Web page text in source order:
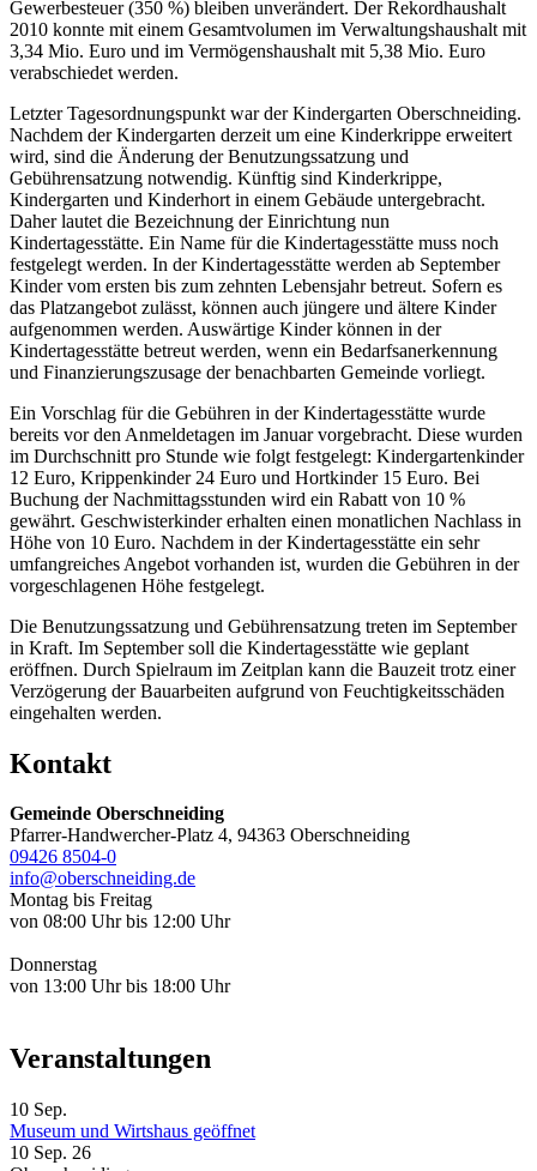
Gewerbesteuer (350 %) bleiben unverändert. Der Rekordhaushalt
2010 konnte mit einem Gesamtvolumen im Verwaltungshaushalt mit
3,34 Mio. Euro und im Vermögenshaushalt mit 5,38 Mio. Euro
verabschiedet werden.
Letzter Tagesordnungspunkt war der Kindergarten Oberschneiding.
Nachdem der Kindergarten derzeit um eine Kinderkrippe erweitert
wird, sind die Änderung der Benutzungssatzung und
Gebührensatzung notwendig. Künftig sind Kinderkrippe,
Kindergarten und Kinderhort in einem Gebäude untergebracht.
Daher lautet die Bezeichnung der Einrichtung nun
Kindertagesstätte. Ein Name für die Kindertagesstätte muss noch
festgelegt werden. In der Kindertagesstätte werden ab September
Kinder vom ersten bis zum zehnten Lebensjahr betreut. Sofern es
das Platzangebot zulässt, können auch jüngere und ältere Kinder
aufgenommen werden. Auswärtige Kinder können in der
Kindertagesstätte betreut werden, wenn ein Bedarfsanerkennung
und Finanzierungszusage der benachbarten Gemeinde vorliegt.
Ein Vorschlag für die Gebühren in der Kindertagesstätte wurde
bereits vor den Anmeldetagen im Januar vorgebracht. Diese wurden
im Durchschnitt pro Stunde wie folgt festgelegt: Kindergartenkinder
12 Euro, Krippenkinder 24 Euro und Hortkinder 15 Euro. Bei
Buchung der Nachmittagsstunden wird ein Rabatt von 10 %
gewährt. Geschwisterkinder erhalten einen monatlichen Nachlass in
Höhe von 10 Euro. Nachdem in der Kindertagesstätte ein sehr
umfangreiches Angebot vorhanden ist, wurden die Gebühren in der
vorgeschlagenen Höhe festgelegt.
Die Benutzungssatzung und Gebührensatzung treten im September
in Kraft. Im September soll die Kindertagesstätte wie geplant
eröffnen. Durch Spielraum im Zeitplan kann die Bauzeit trotz einer
Verzögerung der Bauarbeiten aufgrund von Feuchtigkeitsschäden
eingehalten werden.
Kontakt
Gemeinde Oberschneiding
Pfarrer-Handwercher-Platz 4, 94363 Oberschneiding
09426 8504-0
info@oberschneiding.de
Montag bis Freitag
von 08:00 Uhr bis 12:00 Uhr
Donnerstag
von 13:00 Uhr bis 18:00 Uhr
Veranstaltungen
10 Sep.
Museum und Wirtshaus geöffnet
10 Sep. 26